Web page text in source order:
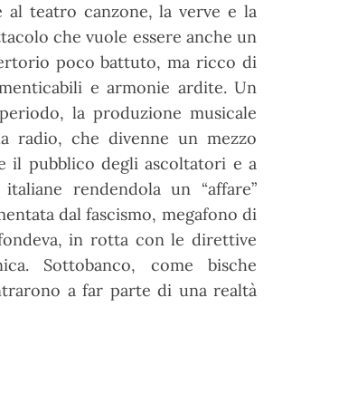
al teatro canzone, la verve e la
che vuole essere anche un
poco battuto, ma ricco di
e armonie ardite. Un
la produzione musicale
radio, che divenne un mezzo
il pubblico degli ascoltatori e a
rendendola un “affare”
dal fascismo, megafono di
in rotta con le direttive
Sottobanco, come bische
a far parte di una realtà